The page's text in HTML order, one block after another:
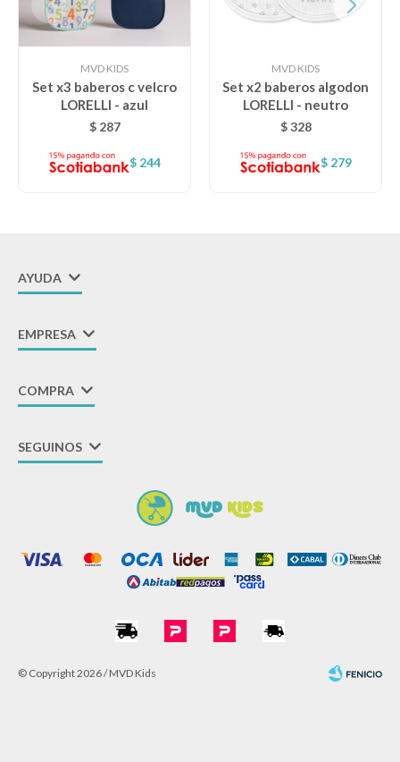
MVD KIDS
Set x3 baberos c velcro
LORELLI - azul
$ 287
$ 244
MVD KIDS
Set x2 baberos algodon
LORELLI - neutro
$ 328
$ 279
AYUDA
EMPRESA
COMPRA
SEGUINOS
© Copyright 2026 / MVD Kids